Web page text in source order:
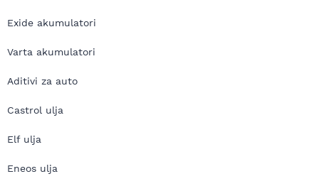
Exide akumulatori
Varta akumulatori
Aditivi za auto
Castrol ulja
Elf ulja
Eneos ulja